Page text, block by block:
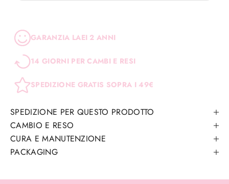
GARANZIA LAEI 2 ANNI
14 GIORNI PER CAMBI E RESI
SPEDIZIONE GRATIS SOPRA I 49€
SPEDIZIONE PER QUESTO PRODOTTO
CAMBIO E RESO
CURA E MANUTENZIONE
PACKAGING